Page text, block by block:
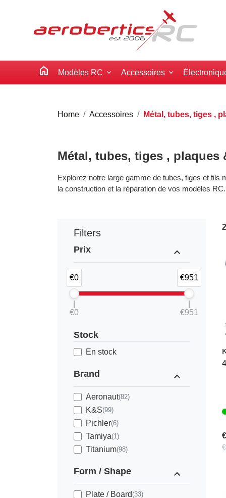
home Modèles RC Accessoires
Home Accessoires Métal, tubes, tiges ,
Métal, tubes, tiges , plaques
Explorez notre large gamme de tubes, tiges et fils
la construction et la réparation de vos modèles RC.
Filters
Prix expand_less
€0 €951
€0 €951
Stock
En stock
Brand expand_less
Aeronaut(82)
K&S(99)
Pichler(6)
Tamiya(1)
Titanium(98)
Form / Shape expand_less
Plate / Board(33)